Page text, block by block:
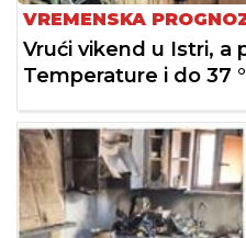
VREMENSKA
Vrući vikend u Istri, a
Temperature i do 37